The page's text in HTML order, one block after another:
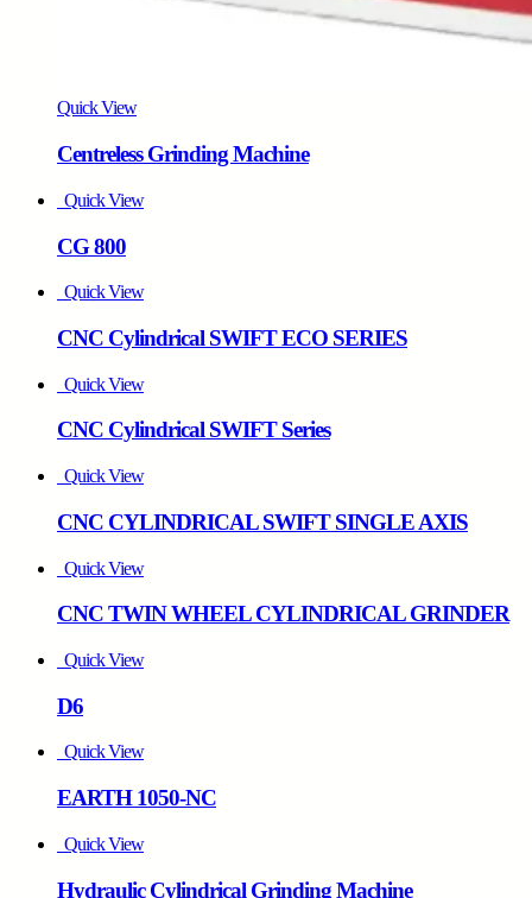
Quick View
Centreless Grinding Machine
Quick View
CG 800
Quick View
CNC Cylindrical SWIFT ECO SERIES
Quick View
CNC Cylindrical SWIFT Series
Quick View
CNC CYLINDRICAL SWIFT SINGLE AXIS
Quick View
CNC TWIN WHEEL CYLINDRICAL GRINDER
Quick View
D6
Quick View
EARTH 1050-NC
Quick View
Hydraulic Cylindrical Grinding Machine